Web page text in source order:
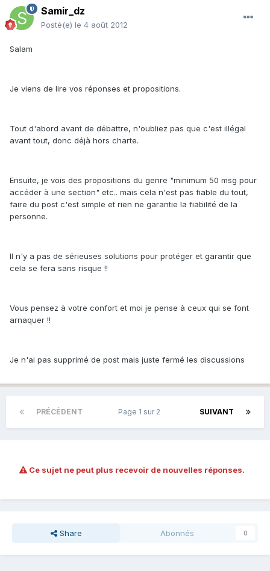
Samir_dz
Posté(e) le 4 août 2012
Salam
Je viens de lire vos réponses et propositions.
Tout d'abord avant de débattre, n'oubliez pas que c'est illégal
avant tout, donc déjà hors charte.
Ensuite, je vois des propositions du genre "minimum 50 msg pour
accéder à une section" etc.. mais cela n'est pas fiable du tout,
faire du post c'est simple et rien ne garantie la fiabilité de la
personne.
Il n'y a pas de sérieuses solutions pour protéger et garantir que
cela se fera sans risque !!
Vous pensez à votre confort et moi je pense à ceux qui se font
arnaquer !!
Je n'ai pas supprimé de post mais juste fermé les discussions
PRÉCÉDENT SUIVANT
Page 1 sur 2
Ce sujet ne peut plus recevoir de nouvelles réponses.
Share Abonnés 0